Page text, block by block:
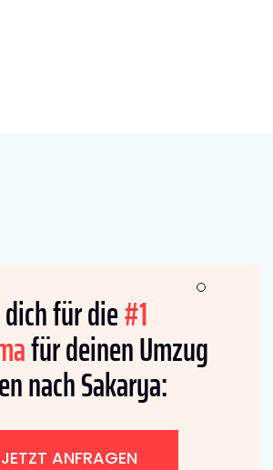
für die#1
für deinen Umzug
nach Sakarya:
JETZT ANFRAGEN